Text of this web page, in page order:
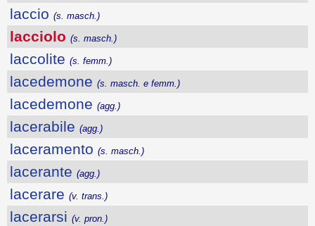
laccio (s. masch.)
lacciolo (s. masch.)
laccolite (s. femm.)
lacedemone (s. masch. e femm.)
lacedemone (agg.)
lacerabile (agg.)
laceramento (s. masch.)
lacerante (agg.)
lacerare (v. trans.)
lacerarsi (v. pron.)